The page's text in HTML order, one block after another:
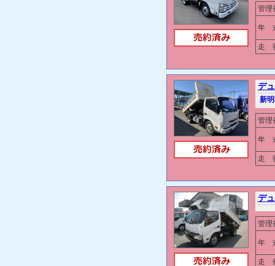
管理
年
走
デ
新
管理
年
走
デ
管理
年
走